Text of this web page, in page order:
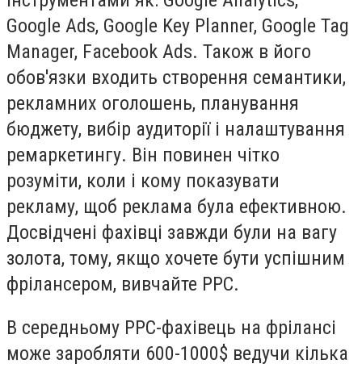
Google Ads, Google Key Planner, Google Tag
Manager, Facebook Ads. Також в його
обов'язки входить створення семантики,
рекламних оголошень, планування
бюджету, вибір аудиторії і налаштування
ремаркетингу. Він повинен чітко
розуміти, коли і кому показувати
рекламу, щоб реклама була ефективною.
Досвідчені фахівці завжди були на вагу
золота, тому, якщо хочете бути успішним
фрілансером, вивчайте РРС.
В середньому PPC-фахівець на фрілансі
може заробляти 600-1000$ ведучи кілька